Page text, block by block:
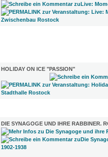
HOLIDAY ON ICE "PASSION"
DIE SYNAGOGE UND IHRE RABBINER.